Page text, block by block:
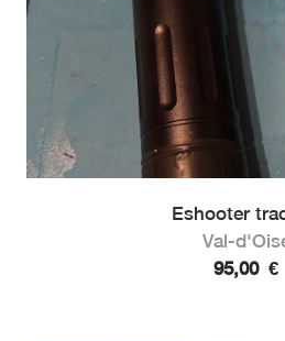
Eshooter
Val-
95,00 €